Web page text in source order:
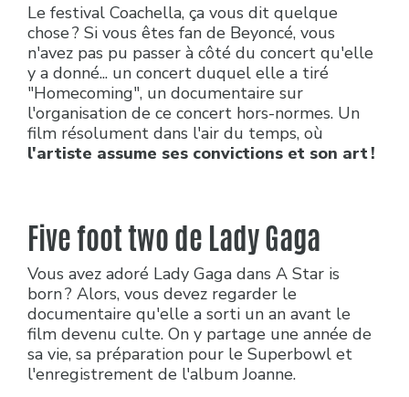
Le festival Coachella, ça vous dit quelque
chose ? Si vous êtes fan de Beyoncé, vous
n'avez pas pu passer à côté du concert qu'elle
y a donné... un concert duquel elle a tiré
"Homecoming", un documentaire sur
l'organisation de ce concert hors-normes. Un
film résolument dans l'air du temps, où
l'artiste assume ses convictions et son art !
Five foot two de Lady Gaga
Vous avez adoré Lady Gaga dans A Star is
born ? Alors, vous devez regarder le
documentaire qu'elle a sorti un an avant le
film devenu culte. On y partage une année de
sa vie, sa préparation pour le Superbowl et
l'enregistrement de l'album Joanne.